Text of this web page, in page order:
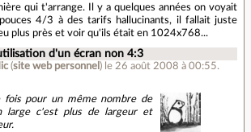
qui t'arrange. Il y a quelques années on voyait
4/3 à des tarifs hallucinants, il fallait juste
plus près et voir qu'ils était en 1024x768...
d'un écran non 4:3
(site web personnel ) le 26 août 2008 à 00:55.
fois pour un même nombre de
large c'est plus de largeur et